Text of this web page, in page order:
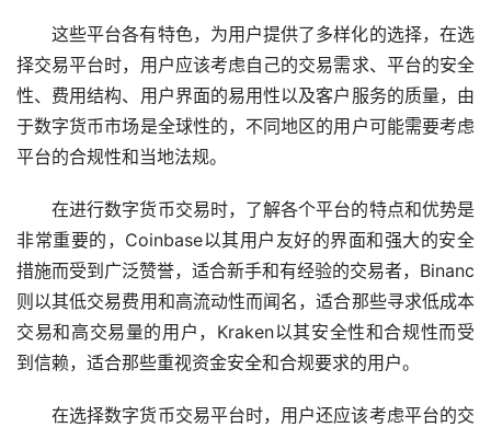
这些平台各有特色，为用户提供了多样化的选择，在选
择交易平台时，用户应该考虑自己的交易需求、平台的安全
性、费用结构、用户界面的易用性以及客户服务的质量，由
于数字货币市场是全球性的，不同地区的用户可能需要考虑
平台的合规性和当地法规。
在进行数字货币交易时，了解各个平台的特点和优势是
非常重要的，Coinbase以其用户友好的界面和强大的安全
措施而受到广泛赞誉，适合新手和有经验的交易者，Binanc
则以其低交易费用和高流动性而闻名，适合那些寻求低成本
交易和高交易量的用户，Kraken以其安全性和合规性而受
到信赖，适合那些重视资金安全和合规要求的用户。
在选择数字货币交易平台时，用户还应该考虑平台的交